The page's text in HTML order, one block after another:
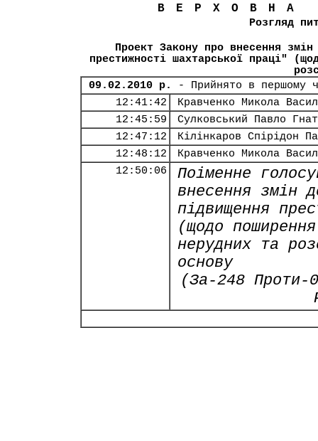
Розгляд
Проект Закону про внесення
престижності шахтарської праці"
09.02.2010 р.
- Прийнято в першому
12:41:42
Кравченко Микола
12:45:59
Сулковський Павло
12:47:12
Кілінкаров Спірідон
12:48:12
Кравченко Микола
12:50:06
Поіменне
внесення змін
підвищення
(щодо
нерудних та
основу
(За-248 Проти-